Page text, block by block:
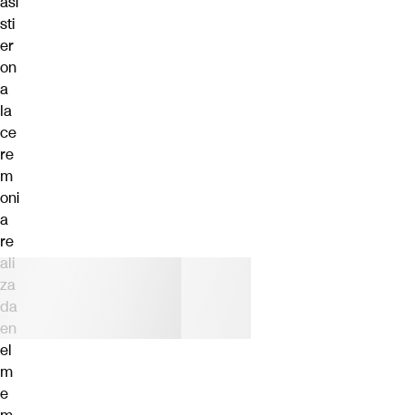
sti
er
on
a
la
ce
re
m
oni
a
re
ali
za
da
en
el
m
e